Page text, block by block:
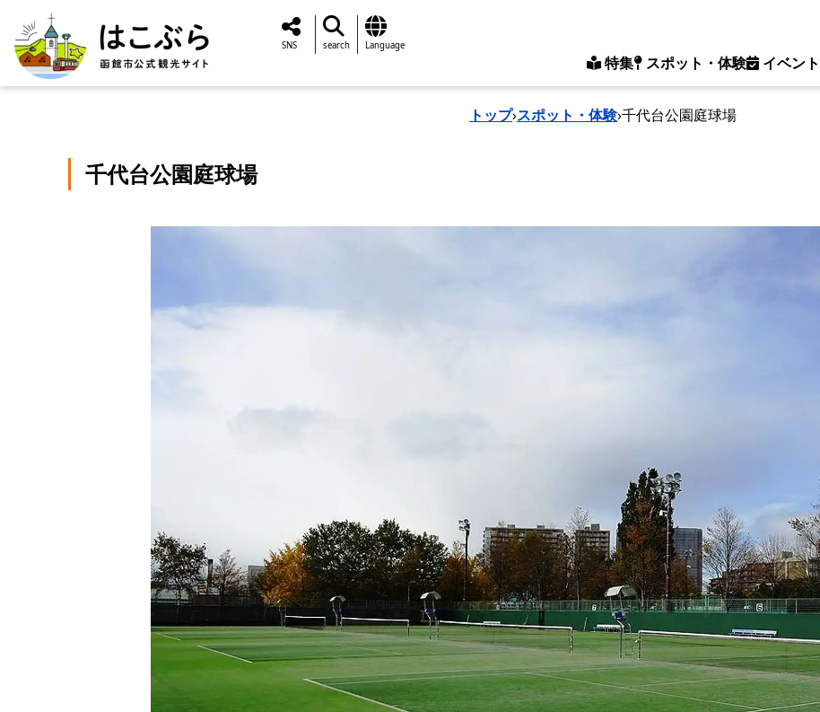
特集 スポット・体験 イベント
SNS search Language
トップ›スポット・体験›千代台公園庭球場
千代台公園庭球場